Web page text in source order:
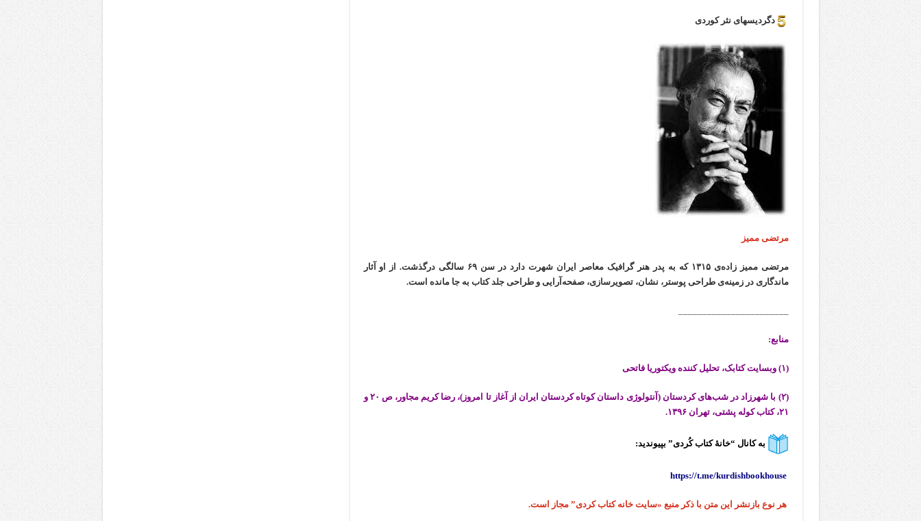
دگردیسهای نثر کوردی
مرتضی ممیز
مرتضی ممیز زاده‌ی ۱۳۱۵ که به پدر هنر گرافیک معاصر ایران شهرت دارد در سن ۶۹ سالگی درگذشت. از او آثار
ماندگاری در زمینه‌ی طراحی پوستر، نشان، تصویرسازی، صفحه‌آرایی و طراحی جلد کتاب به جا مانده است.
منابع:
(۱) وبسایت کتابک، تحلیل کننده ویکتوریا فاتحی
(۲) با شهرزاد در شب‌های کردستان (آنتولوژی داستان کوتاه کردستان ایران از آغاز تا امروز)، رضا کریم مجاور، ص ۲۰ و
۲۱، کتاب کوله پشتی، تهران ۱۳۹۶.
بە کانال “خانهٔ کتاب كُردی” بپیوندید:
https://t.me/kurdishbookhouse
هر نوع بازنشر این متن با ذکر منبع «سایت خانه کتاب کردی” مجاز است.